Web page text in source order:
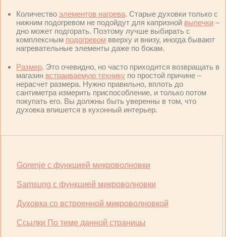
Количество элементов нагрева. Старые духовки только с
нижним подогревом не подойдут для капризной выпечки –
дно может подгорать. Поэтому лучше выбирать с
комплексным подогревом вверху и внизу, иногда бывают
нагревательные элементы даже по бокам.
Размер. Это очевидно, но часто приходится возвращать в
магазин встраиваемую технику по простой причине –
нерасчет размера. Нужно правильно, вплоть до
сантиметра измерить приспособление, и только потом
покупать его. Вы должны быть уверенны в том, что
духовка впишется в кухонный интерьер.
Gorenje с функцией микроволновки
Samsung с функцией микроволновки
Духовка со встроенной микроволновкой
Ссылки По теме данной страницы